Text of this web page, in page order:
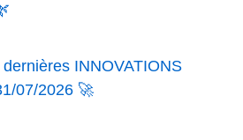
INNOVATIONS
07/2026 🚀